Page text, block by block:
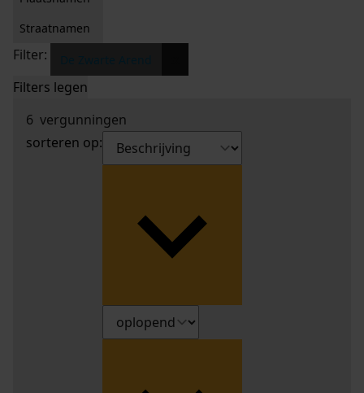
Straatnamen
Filter:
Filters legen
6 vergunningen
sorteren op: